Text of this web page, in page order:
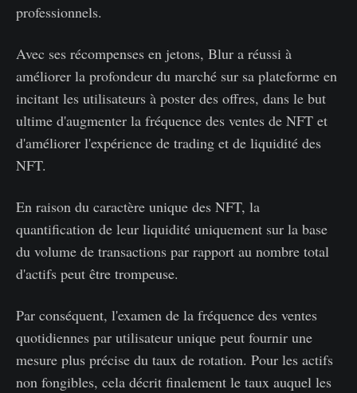
professionnels.
Avec ses récompenses en jetons, Blur a réussi à
améliorer la profondeur du marché sur sa plateforme en
incitant les utilisateurs à poster des offres, dans le but
ultime d'augmenter la fréquence des ventes de NFT et
d'améliorer l'expérience de trading et de liquidité des
NFT.
En raison du caractère unique des NFT, la
quantification de leur liquidité uniquement sur la base
du volume de transactions par rapport au nombre total
d'actifs peut être trompeuse.
Par conséquent, l'examen de la fréquence des ventes
quotidiennes par utilisateur unique peut fournir une
mesure plus précise du taux de rotation. Pour les actifs
non fongibles, cela décrit finalement le taux auquel les